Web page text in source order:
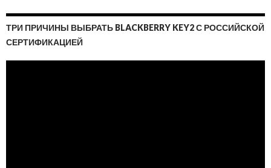
ТРИ ПРИЧИНЫ ВЫБРАТЬ BLACKBERRY KEY2 С РОССИЙСКОЙ
СЕРТИФИКАЦИЕЙ